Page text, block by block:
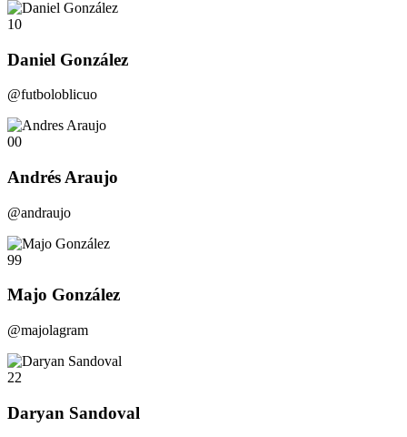
10
Daniel González
@futboloblicuo
00
Andrés Araujo
@andraujo
99
Majo González
@majolagram
22
Daryan Sandoval